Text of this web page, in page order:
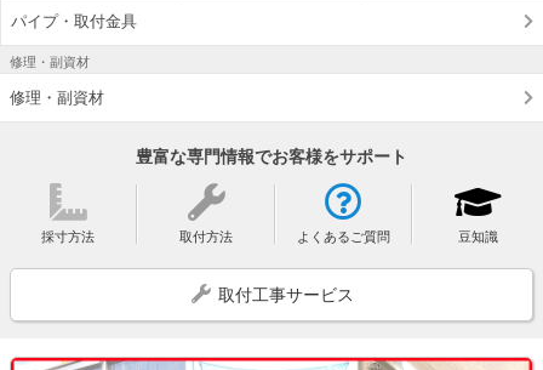
パイプ・取付金具
修理・副資材
修理・副資材
豊富な専門情報でお客様をサポート
採寸方法 取付方法 よくあるご質問 豆知識
取付工事サービス